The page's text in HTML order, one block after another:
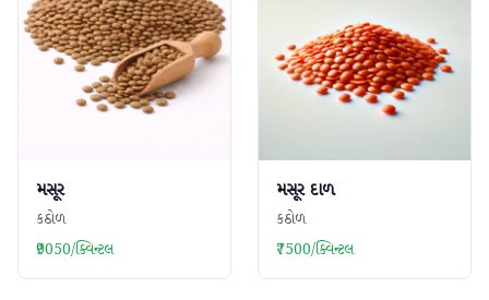
મસૂર
કઠોળ
₹9050/ક્વિન્ટલ
મસૂર દાળ
કઠોળ
₹7500/ક્વિન્ટલ